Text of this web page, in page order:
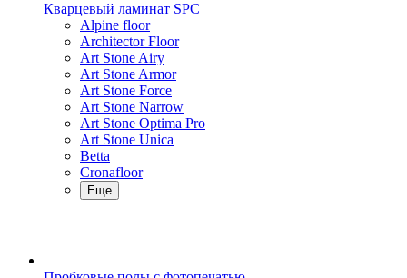
Кварцевый ламинат SPC
Alpine floor
Architector Floor
Art Stone Airy
Art Stone Armor
Art Stone Force
Art Stone Narrow
Art Stone Optima Pro
Art Stone Unica
Betta
Cronafloor
Еще